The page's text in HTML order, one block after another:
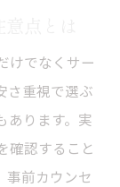
けでなくサー
さ重視で選ぶ
あります。実
確認すること
事前カウンセ